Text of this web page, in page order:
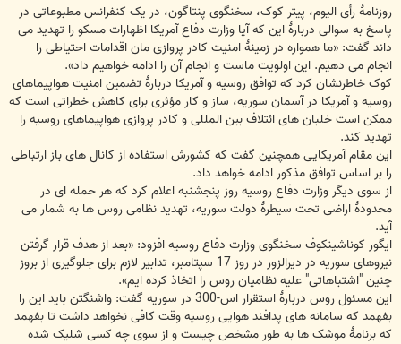
روزنامۀ رأی الیوم، پیتر کوک، سخنگوی پنتاگون، در یک کنفرانس مطبوعاتی در
پاسخ به سوالی دربارۀ این که آیا وزارت دفاع آمریکا اظهارات مسکو را تهدید می
داند گفت: «ما همواره در زمینۀ امنیت کادر پروازی مان اقدامات احتیاطی را
انجام می دهیم. این اولویت ماست و انجام آن را ادامه خواهیم داد».
کوک خاطرنشان کرد که توافق روسیه و آمریکا دربارۀ تضمین امنیت هواپیماهای
روسیه و آمریکا در آسمان سوریه، ساز و کار مؤثری برای کاهش خطراتی است که
ممکن است خلبان های ائتلاف بین المللی و کادر پروازی هواپیماهای روسیه را
تهدید کند.
این مقام آمریکایی همچنین گفت که کشورش استفاده از کانال های باز ارتباطی
را بر اساس توافق مذکور ادامه خواهد داد.
از سوی دیگر وزارت دفاع روسیه روز پنجشنبه اعلام کرد که هر حمله ای در
محدودۀ اراضی تحت سیطرۀ دولت سوریه، تهدید نظامی روس ها به شمار می
آید.
ایگور کوناشینکوف سخنگوی وزارت دفاع روسیه افزود: «بعد از هدف قرار گرفتن
نیروهای سوریه در دیرالزور در روز 17 سپتامبر، تدابیر لازم برای جلوگیری از بروز
چنین "اشتباهاتی" علیه نظامیان روس را اتخاذ کرده ایم».
این مسئول روس دربارۀ استقرار اس-300 در سوریه گفت: واشنگتن باید این را
بفهمد که سامانه های پدافند هوایی روسیه وقت کافی نخواهد داشت تا بفهمد
که برنامۀ موشک ها به طور مشخص چیست و از سوی چه کسی شلیک شده